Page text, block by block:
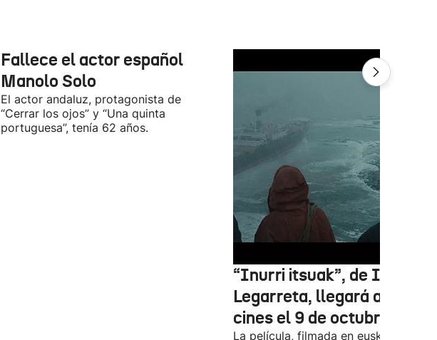
Fallece el actor español
Manolo Solo
El actor andaluz, protagonista de
“Cerrar los ojos” y “Una quinta
portuguesa”, tenía 62 años.
“Inurri itsuak”, de Igor
Legarreta, llegará a los
cines el 9 de octubre
La película, filmada en euskera, está